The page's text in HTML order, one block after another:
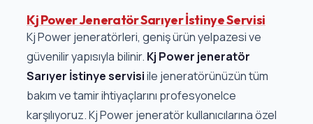
Kj Power Jeneratör Sarıyer İstinye Servisi
Kj Power jeneratörleri, geniş ürün yelpazesi ve
güvenilir yapısıyla bilinir. Kj Power jeneratör
Sarıyer İstinye servisiile jeneratörünüzün tüm
bakım ve tamir ihtiyaçlarını profesyonelce
karşılıyoruz. Kj Power jeneratör kullanıcılarına özel